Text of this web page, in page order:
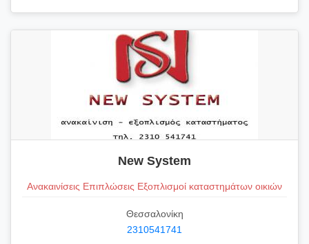
New System
Ανακαινίσεις Επιπλώσεις Εξοπλισμοί καταστημάτων οικιών
Θεσσαλονίκη
2310541741